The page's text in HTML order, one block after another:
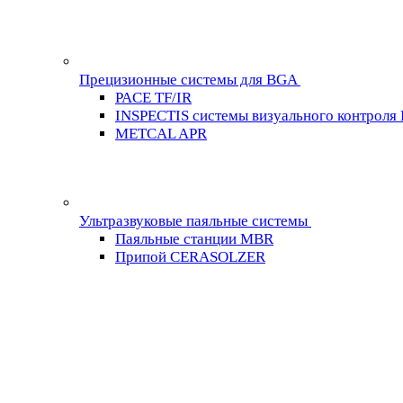
Прецизионные системы для BGA
PACE TF/IR
INSPECTIS системы визуального контроля
METCAL APR
Ультразвуковые паяльные системы
Паяльные станции MBR
Припой CERASOLZER